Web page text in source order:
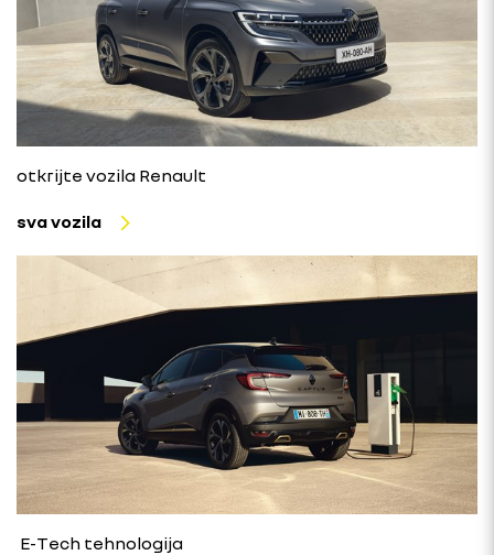
otkrijte vozila Renault
sva vozila
E-Tech tehnologija